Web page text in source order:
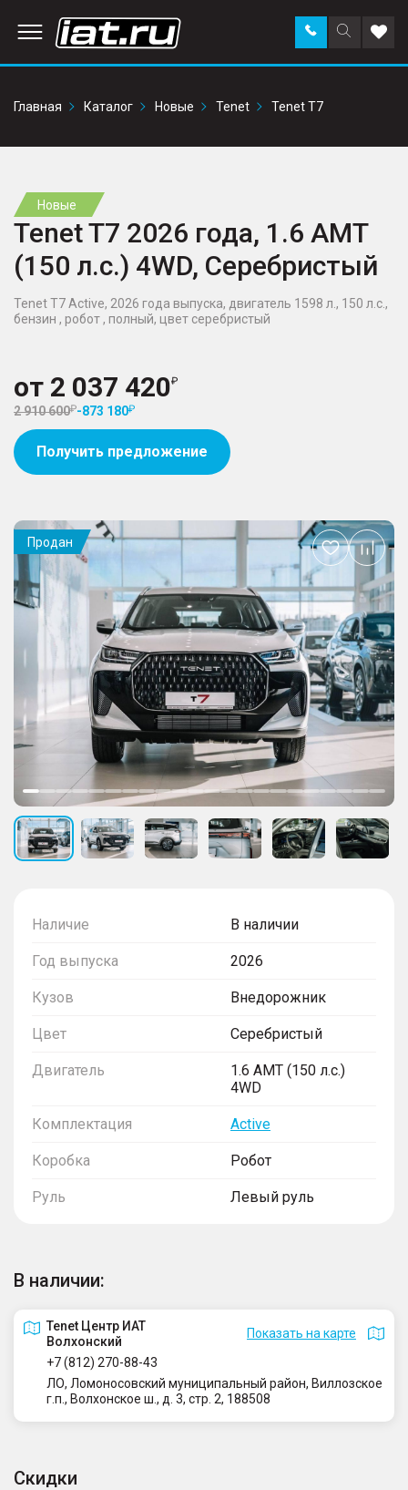
Поиск
по
Заказать
звонок в
Главная
Каталог Новые Tenet Tenet T7
Новые
Tenet T7 2026 года, 1.6 AMT
(150 л.с.) 4WD, Серебристый
Tenet T7 Active, 2026 года выпуска, двигатель 1598 л., 150 л.с.,
бензин , робот , полный, цвет серебристый
от 2 037 420
2 910 600 -873 180
Получить предложение
Наличие В наличии
Год выпуска 2026
Кузов Внедорожник
Цвет Серебристый
Двигатель
1.6 AMT (150 л.с.)
4WD
Комплектация Active
Коробка Робот
Руль Левый руль
В наличии:
Tenet Центр ИАТ
Волхонский
Показать на карте
+7 (812) 270-88-43
ЛО, Ломоносовский муниципальный район, Виллозское
г.п., Волхонское ш., д. 3, стр. 2, 188508
Скидки
Продан
Добавить
в
избранное